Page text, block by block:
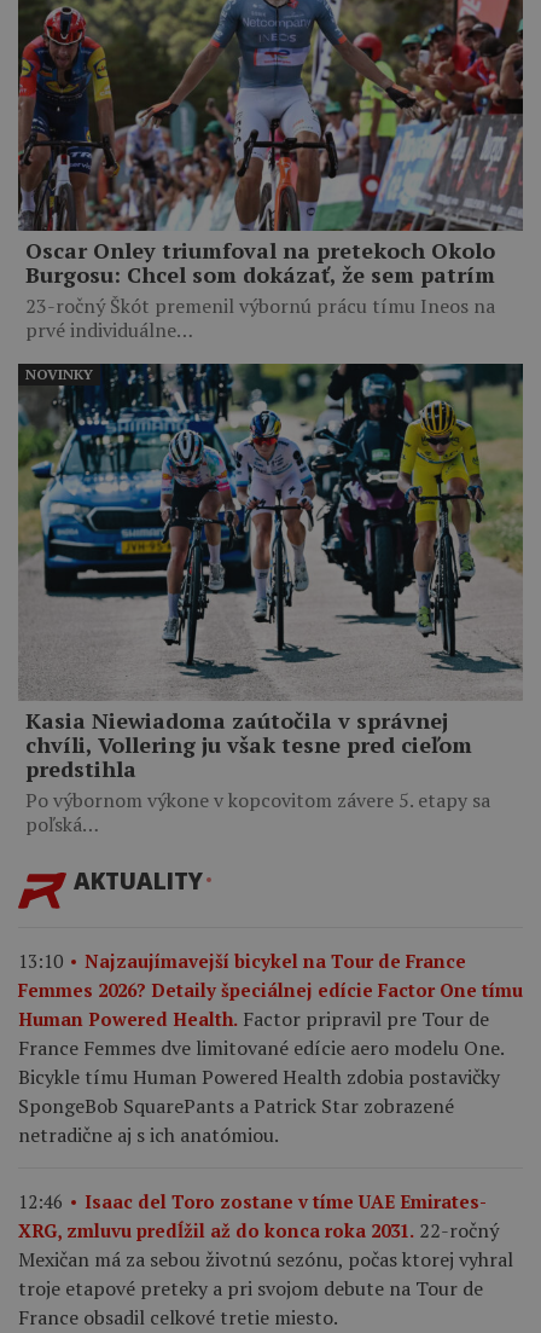
Oscar Onley triumfoval na pretekoch Okolo
Burgosu: Chcel som dokázať, že sem patrím
23-ročný Škót premenil výbornú prácu tímu Ineos na
prvé individuálne…
Kasia Niewiadoma zaútočila v správnej
chvíli, Vollering ju však tesne pred cieľom
predstihla
Po výbornom výkone v kopcovitom závere 5. etapy sa
poľská…
NOVINKY
AKTUALITY
13:10
Najzaujímavejší bicykel na Tour de France
Femmes 2026? Detaily špeciálnej edície Factor One tímu
Human Powered Health. Factor pripravil pre Tour de
France Femmes dve limitované edície aero modelu One.
Bicykle tímu Human Powered Health zdobia postavičky
SpongeBob SquarePants a Patrick Star zobrazené
netradične aj s ich anatómiou.
12:46
Isaac del Toro zostane v tíme UAE Emirates-
XRG, zmluvu predĺžil až do konca roka 2031. 22-ročný
Mexičan má za sebou životnú sezónu, počas ktorej vyhral
troje etapové preteky a pri svojom debute na Tour de
France obsadil celkové tretie miesto.